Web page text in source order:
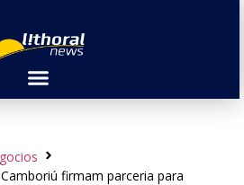
firmam parceria para